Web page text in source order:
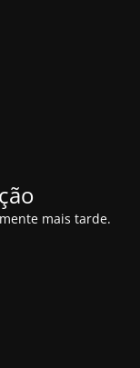
mais tarde.